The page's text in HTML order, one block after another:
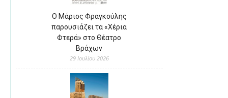
Ο Μάριος Φραγκούλης
παρουσιάζει τα «Χέρια
Φτερά» στο Θέατρο
Βράχων
29 Ιουλίου 2026